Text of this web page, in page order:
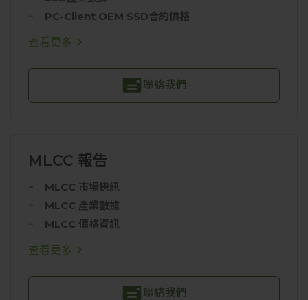
PC-Client OEM SSD合約價格
查看更多
聯絡我們
MLCC 報告
MLCC 市場快訊
MLCC 產業數據
MLCC 價格資訊
查看更多
聯絡我們